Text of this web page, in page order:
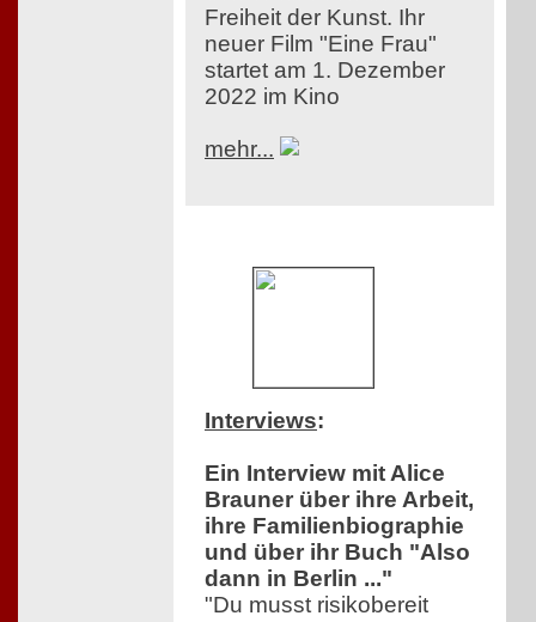
Freiheit der Kunst. Ihr
neuer Film "Eine Frau"
startet am 1. Dezember
2022 im Kino
mehr...
Interviews:
Ein Interview mit Alice
Brauner über ihre Arbeit,
ihre Familienbiographie
und über ihr Buch "Also
dann in Berlin ..."
"Du musst risikobereit